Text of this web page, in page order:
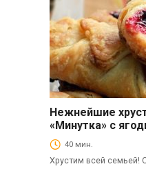
Выпечка
Нежнейшие
«Минутка» с
40 мин.
Хрустим всей семьей!